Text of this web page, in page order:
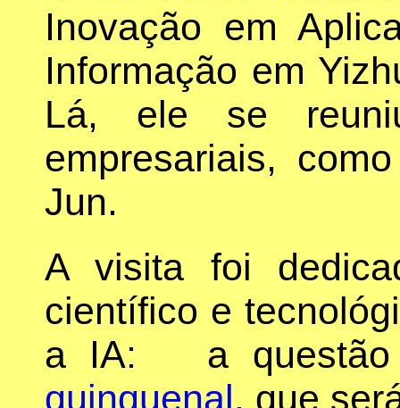
Inovação em
Informação em
Lá, ele se
empresariais,
Jun.
A visita foi
científico e
a IA: a questão
quinquenal, que